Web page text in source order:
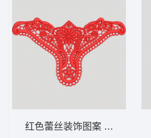
红色蕾丝装饰图案 水溶内衣